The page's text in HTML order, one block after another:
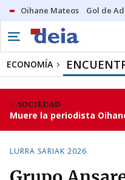
Oihane Mateos Gol de
ECONOMÍA
SOCIEDAD
Muere la periodista
LURRA SARIAK 2026